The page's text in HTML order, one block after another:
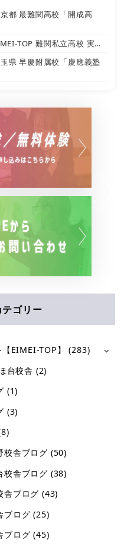
都 最難関高校「開成高
TOP 難関私立高校 実…
県 早慶附属校「慶應義塾
テゴリー
EIMEI-TOP】
(283)
台校舎 (2)
(1)
(3)
校舎ブログ (50)
校舎ブログ (38)
舎ブログ (43)
ブログ (25)
ブログ (45)